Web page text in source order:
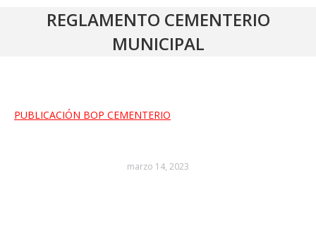
REGLAMENTO CEMENTERIO
MUNICIPAL
PUBLICACIÓN BOP CEMENTERIO
marzo 14, 2023